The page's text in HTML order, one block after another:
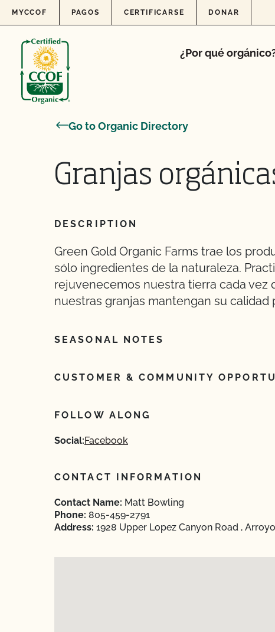
Skip to content
MYCCOF PAGOS CERTIFICARSE DONAR
¿Por qué
Go to Organic Directory
Granjas
DESCRIPTION
Green Gold Organic Farms trae los
sólo ingredientes de la naturaleza.
rejuvenecemos nuestra tierra cada vez
nuestras granjas mantengan su calidad
SEASONAL NOTES
CUSTOMER & COMMUNITY
FOLLOW ALONG
Social:Facebook
CONTACT INFORMATION
Contact Name: Matt Bowling
Phone: 805-459-2791
Address: 1928 Upper Lopez Canyon Road ,